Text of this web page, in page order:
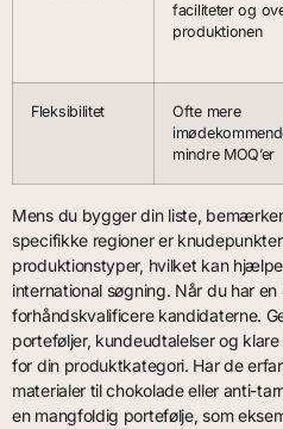
faciliteter og
produktionen
Fleksibilitet
Ofte mere
mindre MOQ’er
Mens du bygger din liste,
specifikke regioner er
produktionstyper, hvilket kan
international søgning. Når du har
forhåndskvalificere kandidaterne.
porteføljer, kundeudtalelser og
for din produktkategori. Har de
materialer til chokolade eller anti-
en mangfoldig portefølje, som